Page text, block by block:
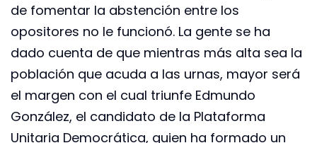
de fomentar la abstención entre los
opositores no le funcionó. La gente se ha
dado cuenta de que mientras más alta sea la
población que acuda a las urnas, mayor será
el margen con el cual triunfe Edmundo
González, el candidato de la Plataforma
Unitaria Democrática, quien ha formado un